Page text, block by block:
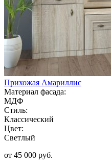
Прихожая Амариллис
Материал фасада:
МДФ
Стиль:
Классический
Цвет:
Светлый
от 45 000 руб.